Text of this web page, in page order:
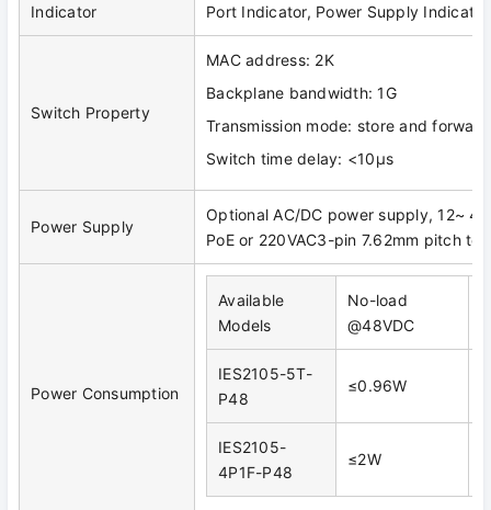
Indicator Port Indicator, Power Supply
Switch Property
MAC address: 2K
Backplane bandwidth: 1G
Transmission mode: store and forward
Switch time delay: <10μs
Power Supply
Optional AC/DC power supply, 12~
PoE or 220VAC3-pin 7.62mm pitch
Power Consumption
Available
Models
No-load
@48VDC
IES2105-5T-
P48
≤0.96W
IES2105-
4P1F-P48
≤2W